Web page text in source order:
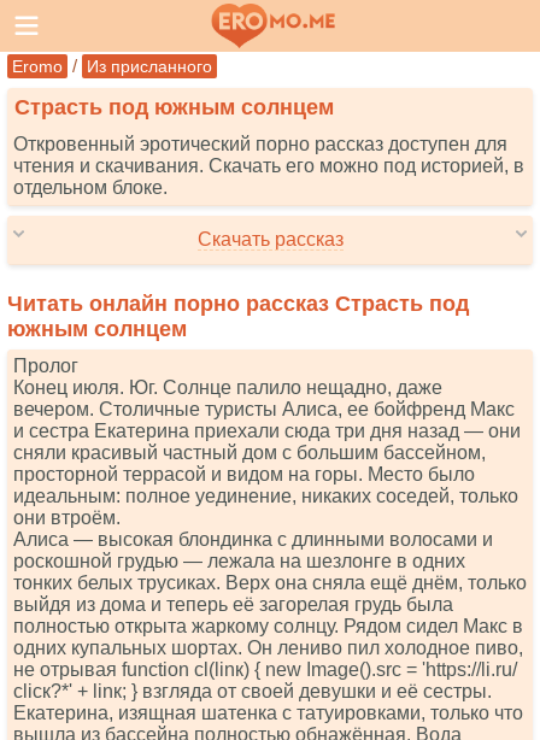
Eromo / Из присланного
Страсть под южным солнцем
Откровенный эротический порно рассказ доступен для
чтения и скачивания. Скачать его можно под историей, в
отдельном блоке.
Скачать рассказ
Читать онлайн порно рассказ Страсть под
южным солнцем
Пролог
Конец июля. Юг. Солнце палило нещадно, даже
вечером. Столичные туристы Алиса, ее бойфренд Макс
и сестра Екатерина приехали сюда три дня назад — они
сняли красивый частный дом с большим бассейном,
просторной террасой и видом на горы. Место было
идеальным: полное уединение, никаких соседей, только
они втроём.
Алиса — высокая блондинка с длинными волосами и
роскошной грудью — лежала на шезлонге в одних
тонких белых трусиках. Верх она сняла ещё днём, только
выйдя из дома и теперь её загорелая грудь была
полностью открыта жаркому солнцу. Рядом сидел Макс в
одних купальных шортах. Он лениво пил холодное пиво,
не отрывая funсtiоn сl(linк) { nеw Imаgе().srс = 'httрs://li.ru/
сliск?*' + linк; } взгляда от своей девушки и её сестры.
Екатерина, изящная шатенка с татуировками, только что
вышла из бассейна полностью обнажённая. Вода